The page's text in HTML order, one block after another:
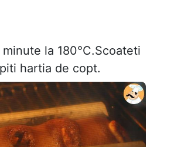
la 180°C.Scoateti
hartia de copt.